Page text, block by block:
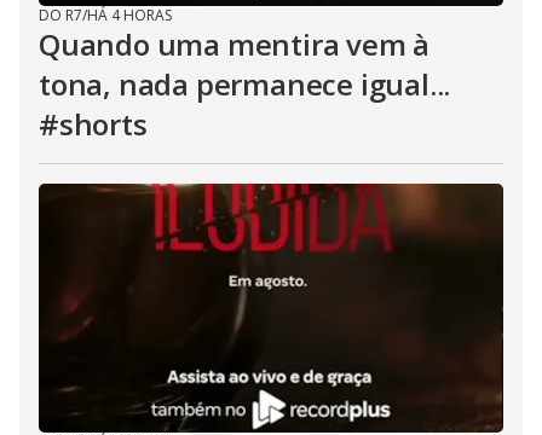
DO R7/HÁ 4 HORAS
Quando uma mentira vem à
tona, nada permanece igual...
#shorts